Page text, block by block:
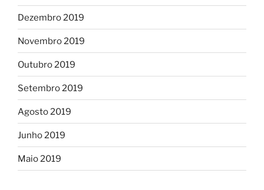
Dezembro 2019
Novembro 2019
Outubro 2019
Setembro 2019
Agosto 2019
Junho 2019
Maio 2019